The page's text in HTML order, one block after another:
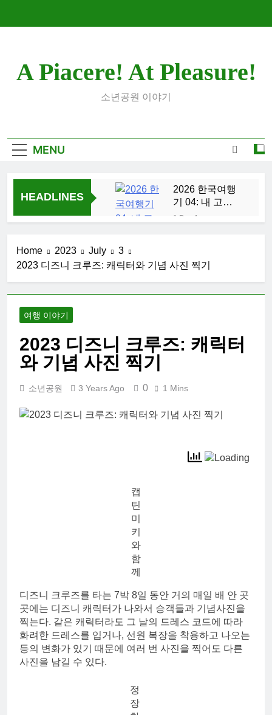
A Piacere! At Pleasure!
소년공원 이야기
MENU
HEADLINES
2026 한국여행
기 04: 내 고향
부산
1 Day Ago
1 Week Ago
대학 신입생 오
분에 만난 사람
들
2 Weeks Ago
만난 날
3 Weeks Ago
학교 졸업식
Home 2023 July
3
2023 디즈니 크루즈: 캐릭터와 기념 사진 찍기
여행 이야기
2023 디즈니 크루즈: 캐릭터
와 기념 사진 찍기
소년공원 3 Years Ago 0 1 Mins
캡
틴
미
키
와
함
께
디즈니 크루즈를 타는 7박 8일 동안 거의 매일 배 안 곳
곳에는 디즈니 캐릭터가 나와서 승객들과 기념사진을
찍는다. 같은 캐릭터라도 그 날의 드레스 코드에 따라
화려한 드레스를 입거나, 선원 복장을 착용하고 나오는
등의 변화가 있기 때문에 여러 번 사진을 찍어도 다른
사진을 남길 수 있다.
정
장